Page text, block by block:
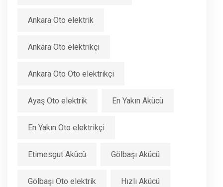
Ankara Oto elektrik
Ankara Oto elektrikçi
Ankara Oto Oto elektrikçi
Ayaş Oto elektrik En Yakın Akücü
En Yakın Oto elektrikçi
Etimesgut Akücü Gölbaşı Akücü
Gölbaşı Oto elektrik Hızlı Akücü